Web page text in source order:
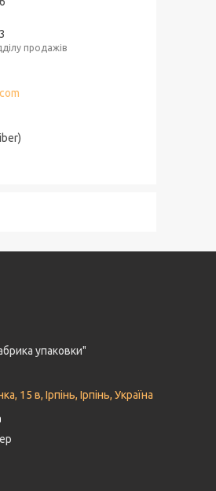
продажів
упаковки"
15 в, Ірпінь, Ірпінь, Україна